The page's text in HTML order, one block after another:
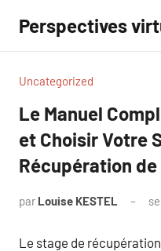
contenu
Perspectives
Uncategorized
Le Manuel
et Choisir Votre
Récupération
par Louise KESTEL
Le stage de